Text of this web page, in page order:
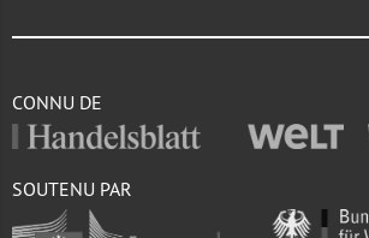
CONNU DE
SOUTENU PAR